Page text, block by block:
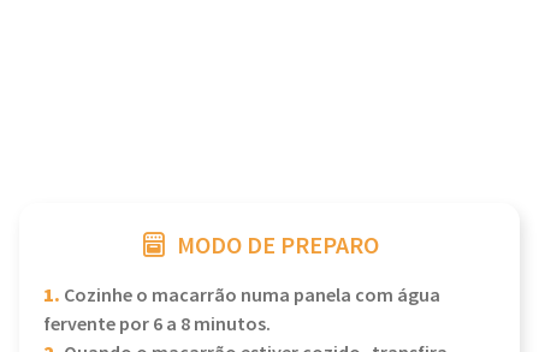
MODO DE PREPARO
1. Cozinhe o macarrão numa panela com água
fervente por 6 a 8 minutos.